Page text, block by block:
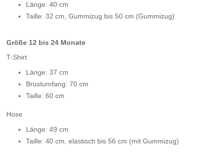
Länge: 40 cm
Taille: 32 cm, Gummizug bis 50 cm (Gummizug)
Größe 12 bis 24 Monate
T-Shirt
Länge: 37 cm
Brustumfang: 70 cm
Taille: 60 cm
Hose
Länge: 49 cm
Taille: 40 cm, elastisch bis 56 cm (mit Gummizug)